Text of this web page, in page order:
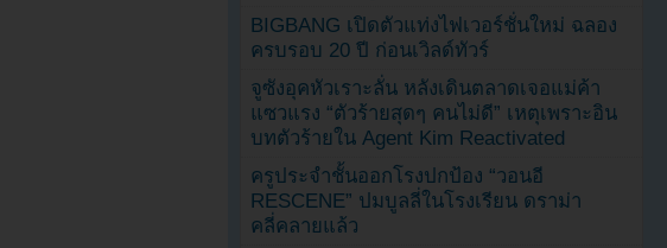
BIGBANG เปิดตัวแท่งไฟเวอร์ชั่นใหม่ ฉลอง
ครบรอบ 20 ปี ก่อนเวิลด์ทัวร์
จูซังอุคหัวเราะลั่น หลังเดินตลาดเจอแม่ค้า
แซวแรง “ตัวร้ายสุดๆ คนไม่ดี” เหตุเพราะอิน
บทตัวร้ายใน Agent Kim Reactivated
ครูประจำชั้นออกโรงปกป้อง “วอนอี
RESCENE” ปมบูลลี่ในโรงเรียน ดราม่า
คลี่คลายแล้ว